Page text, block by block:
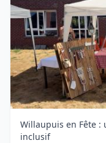
Willaupuis en Fête
inclusif